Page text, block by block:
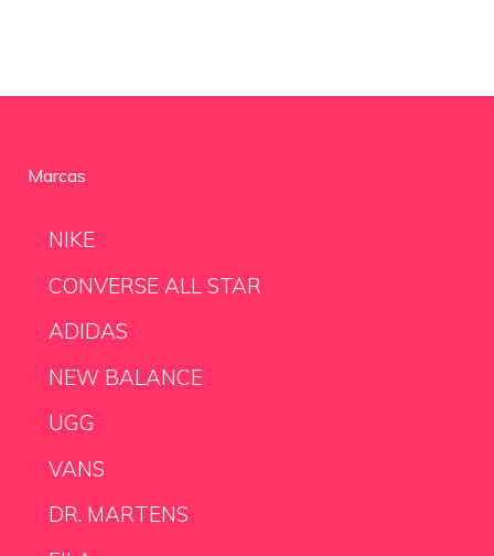
Marcas
NIKE
CONVERSE ALL STAR
ADIDAS
NEW BALANCE
UGG
VANS
DR. MARTENS